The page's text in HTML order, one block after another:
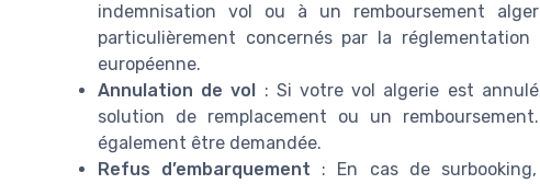
indemnisation vol ou à un remboursement
particulièrement concernés par la
européenne.
Annulation de vol : Si votre vol algerie est
solution de remplacement ou un
également être demandée.
Refus d’embarquement : En cas de